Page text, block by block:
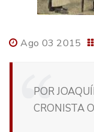
Ago 03 2015
POR
CRONISTA